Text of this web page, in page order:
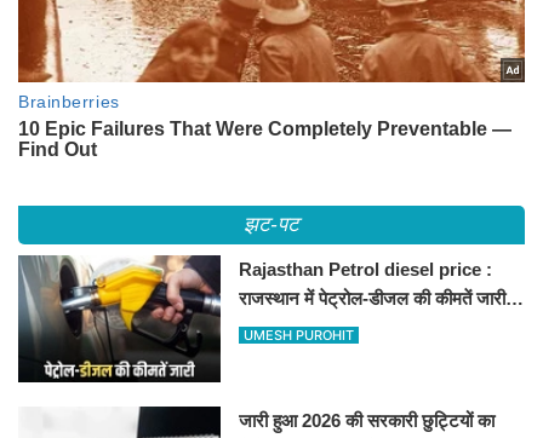
झट-पट
Rajasthan Petrol diesel price :
राजस्थान में पेट्रोल-डीजल की कीमतें जारी,
जानिए बीकानेर समेत पुरे प्रदेश में नए रेट
UMESH PUROHIT
जारी हुआ 2026 की सरकारी छुट्टियों का